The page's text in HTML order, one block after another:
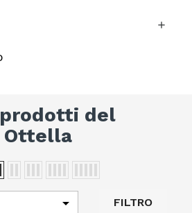

del
 FILTRO